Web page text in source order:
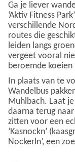
Ga je liever
‘Aktiv Fitness
verschillende
routes die
leiden langs
vergeet vooral
beroemde
In plaats van te
Wandelbus
Muhlbach. Laat
daarna terug
zitten voor een
‘Kasnockn’
Nockerln’, een